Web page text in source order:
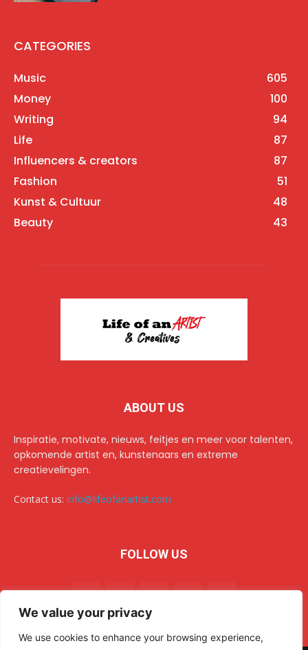
We value your privacy
We use cookies to enhance your browsing experience,
CATEGORIES
Music
605
Money
100
Writing
94
Life
87
Influencers & creators
87
Fashion
51
Kunst & Cultuur
48
Beauty
43
ABOUT US
Inspiratie, motivate, nieuws, feitjes en meer voor talenten,
opkomende artist en, kunstenaars en extreme
creatievelingen.
Contact us: info@lifeofanartist.com
FOLLOW US